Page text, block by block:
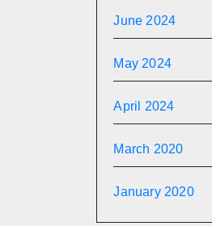
June 2024
May 2024
April 2024
March 2020
January 2020